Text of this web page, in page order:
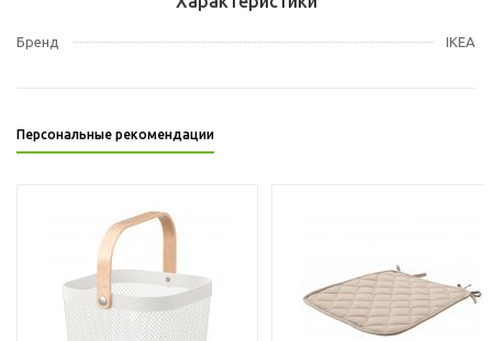
Бренд IKEA
Персональные рекомендации